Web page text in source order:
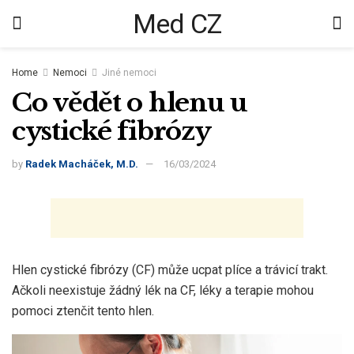
Med CZ
Home Nemoci Jiné nemoci
Co vědět o hlenu u
cystické fibrózy
by Radek Macháček, M.D. 16/03/2024
Hlen cystické fibrózy (CF) může ucpat plíce a trávicí trakt.
Ačkoli neexistuje žádný lék na CF, léky a terapie mohou
pomoci ztenčit tento hlen.